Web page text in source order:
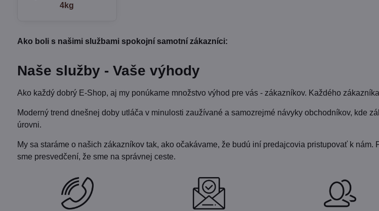
4kg
Ako boli s našimi službami spokojní samotní zákazníci:
Naše služby - Vaše výhody
Ako každý dobrý E-Shop, aj my ponúkame množstvo výhod pre vás - zákazníkov. Každého
Moderný trend dnešnej doby utláča v minulosti zaužívané a samozrejmé návyky obchodníkov, kde
úrovni.
My sa staráme o našich zákazníkov tak, ako očakávame, že budú iní predajcovia pristupovať k
sme presvedčení, že sme na správnej ceste.